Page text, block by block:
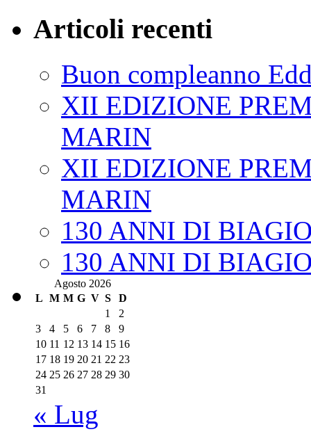
Articoli recenti
Buon compleanno
XII EDIZIONE
MARIN
XII EDIZIONE
MARIN
130 ANNI DI
130 ANNI DI
Agosto 2026
L M M G V S
D
1
2
3
4 5 6 7 8
9
10 11 12 13 14 15 16
17 18 19 20 21 22 23
24 25 26 27 28 29 30
31
« Lug